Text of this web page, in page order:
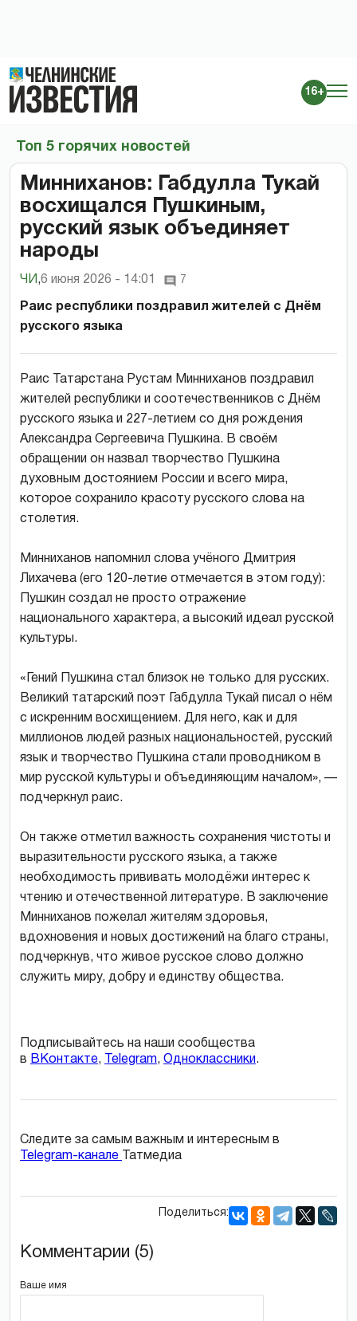
16+
Топ 5 горячих новостей
Минниханов: Габдулла Тукай
восхищался Пушкиным,
русский язык объединяет
народы
ЧИ ,6 июня 2026 - 14:01 7
Раис республики поздравил жителей с Днём
русского языка
Раис Татарстана Рустам Минниханов поздравил
жителей республики и соотечественников с Днём
русского языка и 227-летием со дня рождения
Александра Сергеевича Пушкина. В своём
обращении он назвал творчество Пушкина
духовным достоянием России и всего мира,
которое сохранило красоту русского слова на
столетия.
Минниханов напомнил слова учёного Дмитрия
Лихачева (его 120-летие отмечается в этом году):
Пушкин создал не просто отражение
национального характера, а высокий идеал русской
культуры.
«Гений Пушкина стал близок не только для русских.
Великий татарский поэт Габдулла Тукай писал о нём
с искренним восхищением. Для него, как и для
миллионов людей разных национальностей, русский
язык и творчество Пушкина стали проводником в
мир русской культуры и объединяющим началом», —
подчеркнул раис.
Он также отметил важность сохранения чистоты и
выразительности русского языка, а также
необходимость прививать молодёжи интерес к
чтению и отечественной литературе. В заключение
Минниханов пожелал жителям здоровья,
вдохновения и новых достижений на благо страны,
подчеркнув, что живое русское слово должно
служить миру, добру и единству общества.
Подписывайтесь на наши сообщества
в ВКонтакте, Telegram, Одноклассники.
Следите за самым важным и интересным в
Telegram-канале
Татмедиа
Поделиться:
Комментарии (5)
Ваше имя